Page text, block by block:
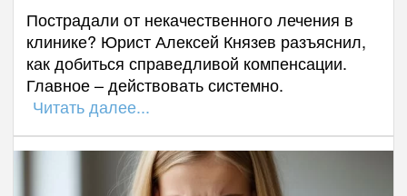
Пострадали от некачественного лечения в
клинике? Юрист Алексей Князев разъяснил,
как добиться справедливой компенсации.
Главное – действовать системно.
Читать далее...